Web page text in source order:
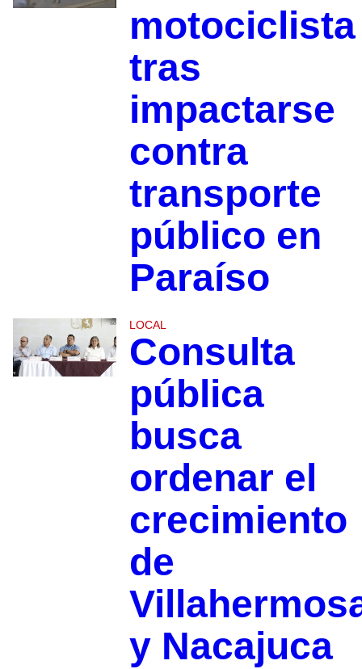
motociclista
tras
impactarse
contra
transporte
público en
Paraíso
LOCAL
Consulta
pública
busca
ordenar el
crecimiento
de
y Nacajuca